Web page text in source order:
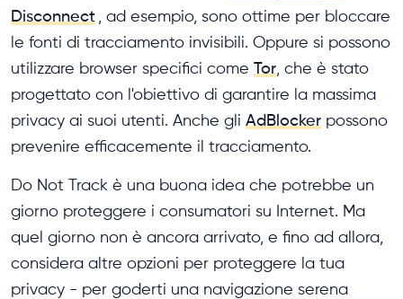
Disconnect , ad esempio, sono ottime per bloccare
le fonti di tracciamento invisibili. Oppure si possono
utilizzare browser specifici come Tor, che è stato
progettato con l'obiettivo di garantire la massima
privacy ai suoi utenti. Anche gli AdBlocker possono
prevenire efficacemente il tracciamento.
Do Not Track è una buona idea che potrebbe un
giorno proteggere i consumatori su Internet. Ma
quel giorno non è ancora arrivato, e fino ad allora,
considera altre opzioni per proteggere la tua
privacy - per goderti una navigazione serena